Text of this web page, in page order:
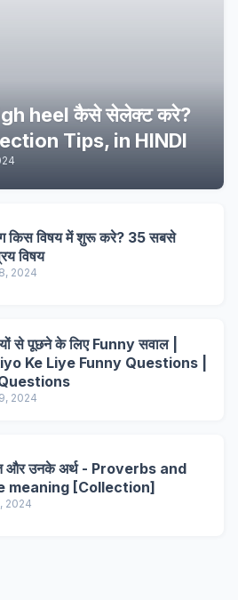
heel कैसे सेलेक्ट करे?
Tips, in HINDI
किस विषय में शुरू करे? 35 सबसे
विषय
2024
से पूछने के लिए Funny सवाल |
Ke Liye Funny Questions |
2024
और उनके अर्थ - Proverbs and
meaning [Collection]
2024